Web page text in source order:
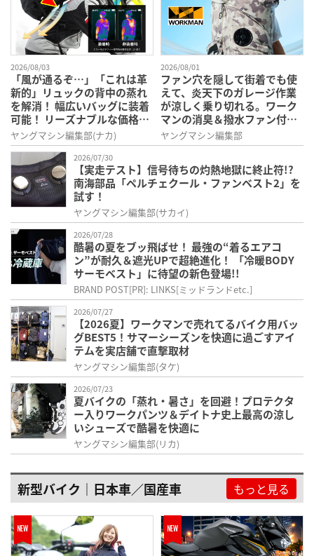
2026/08/03
「風が通るぞ…」「これは革
新的」リュックの背中の蒸れ
を解消！ 幅広いバッグに装着
可能！ リーズナブルな価格設
定が嬉しい［背中蒸れんゾ］
を紹介
ヤングマシン編集部(ナカ)
2026/08/01
ファン穴を隠して街着でも使
えて、炎天下のガレージ作業
が涼しく乗り切れる。ワーク
マンの消臭＆撥水ファン付き
ベスト＆ジャケットは、夏ラ
イダーのベストバイアイテム
ヤングマシン編集部
2026/07/30
【実走テスト】信号待ちの灼熱地獄に終止符!?
南海部品「ペルチェクール・ファンベスト2」を
試す！
ヤングマシン編集部(サカイ)
2026/07/28
酷暑の夏をブッ飛ばせ！ 最強の“着るエアコ
ン”が耐久＆遮光UPで超絶進化！ 「冷暖BODY
サーモベスト」に待望の新色登場!!
BRAND POST[PR]: LINKS[ミッドランドetc.]
2026/07/27
【2026夏】ワークマンで売れてるバイク用バッ
グBEST5！サマーシーズンを快適に過ごすアイ
テムを実店舗で直撃取材
ヤングマシン編集部(タケ)
2026/07/23
夏バイクの「蒸れ・暑さ」を回避！プロテクタ
ー入りワークパンツ＆デイトナ史上最高の涼し
いシューズで酷暑を快適に
ヤングマシン編集部(リカ)
新型バイク｜日本車／国産車 もっと見る